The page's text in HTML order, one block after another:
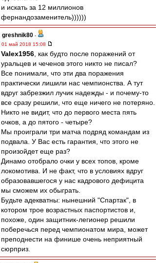
и искать за 12 миллионов
фернандозаменитель))))))
greshnik80 -
01 май 2018 15:08
Valex1956 , как будто после поражений от
уральцев и чеченов этого никто не писал?
Все понимали, что эти два поражения
практически лишили нас чемпионства. А тут
вдруг забрезжил лучик надежды - и почему-то
все сразу решили, что еще ничего не потеряно.
Никто не видит, что до первого места пять
очков, а до пятого - четыре?
Мы проиграли три матча подряд командам из
подвала. У Вас есть гарантия, что этого не
произойдет еще раз?
Динамо отобрало очки у всех топов, кроме
локомотива. И не факт, что в условиях вдруг
образовавшегося у нас кадрового дефицита
мы сможем их обыграть.
Будьте адекватны: нынешний "Спартак", в
котором трое возрастных паспортистов и,
похоже, один защитник-легионер решили
поберечься перед чемпионатом мира, может
преподнести на финише очень неприятный
сюрприз.